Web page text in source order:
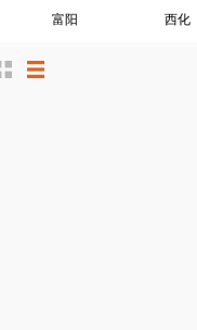
富阳 西化